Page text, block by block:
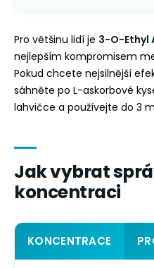
Pro většinu lidí je 3-O-Ethyl
nejlepším kompromisem
Pokud chcete nejsilnější
sáhněte po L-askorbové
lahvičce a používejte do 3
Jak vybrat
koncentraci
KONCENTRACE